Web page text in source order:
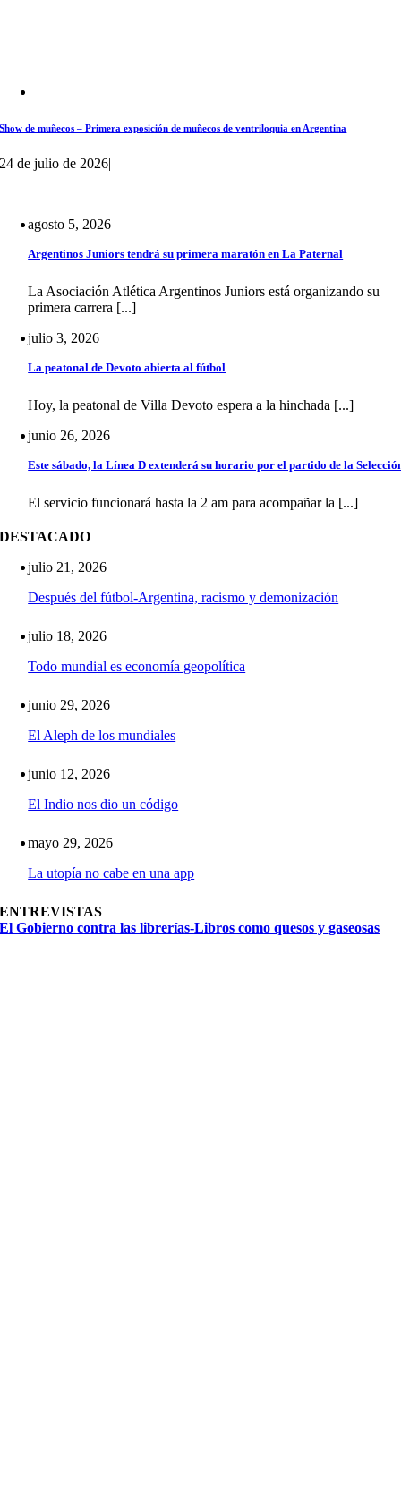
Show de muñecos – Primera exposición de muñecos de ventriloquia en Argentina
24 de julio de 2026|
agosto 5, 2026
Argentinos Juniors tendrá su primera maratón en La Paternal
La Asociación Atlética Argentinos Juniors está organizando su
primera carrera [...]
julio 3, 2026
La peatonal de Devoto abierta al fútbol
Hoy, la peatonal de Villa Devoto espera a la hinchada [...]
junio 26, 2026
Este sábado, la Línea D extenderá su horario por el partido de la
El servicio funcionará hasta la 2 am para acompañar la [...]
DESTACADO
julio 21, 2026
Después del fútbol-Argentina, racismo y demonización
julio 18, 2026
Todo mundial es economía geopolítica
junio 29, 2026
El Aleph de los mundiales
junio 12, 2026
El Indio nos dio un código
mayo 29, 2026
La utopía no cabe en una app
ENTREVISTAS
El Gobierno contra las librerías-Libros como quesos y gaseosas